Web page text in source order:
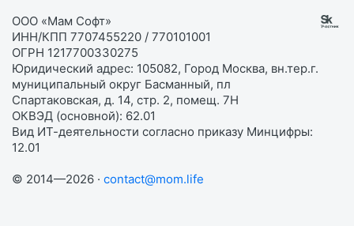
ООО «Мам Софт»
ИНН/КПП 7707455220 / 770101001
ОГРН 1217700330275
Юридический адрес: 105082, Город Москва, вн.тер.г.
муниципальный округ Басманный, пл
Спартаковская, д. 14, стр. 2, помещ. 7Н
ОКВЭД (основной): 62.01
Вид ИТ-деятельности согласно приказу Минцифры:
12.01
© 2014—2026 · contact@mom.life